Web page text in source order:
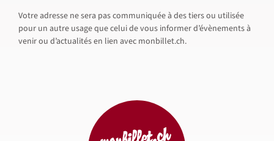
Votre adresse ne sera pas communiquée à des tiers ou utilisée
pour un autre usage que celui de vous informer d’évènements à
venir ou d’actualités en lien avec monbillet.ch.